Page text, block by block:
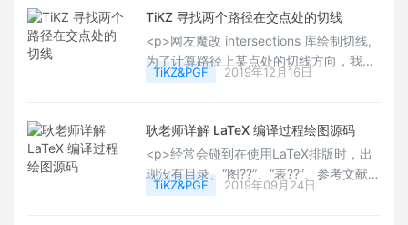
TiKZ 寻找两个路径在交点处的切线
<p>网友魔改 intersections 库绘制切线,
为了计算路径上某点处的切线方向，我修
改了文件
(3.1.4b 版)，本文介绍这个计算切方向的
方法。文件
《pgflibraryintersections.code.tex》提
供了一个现成可用的框架，我觉得很适合
用于计算切方向，所以对它做了修改。我
TiKZ&PGF 2019年12月16日
耿老师详解 LaTeX 编译过程绘图源码
<p>经常会碰到在使用LaTeX排版时，出
现没有目录、“图??”、“表??”、参考文献引
用和著录不正确的问题。这类问题，多数
TiKZ&PGF 2019年09月24日